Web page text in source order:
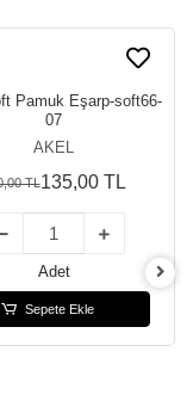
Pamuk Eşarp-soft66-
07
AKEL
TL135,00 TL
Adet
Sepete Ekle